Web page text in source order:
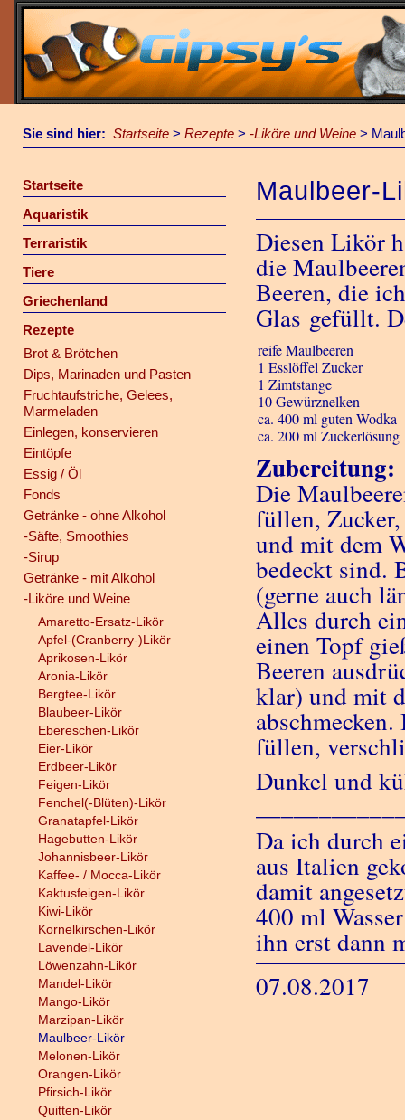
Sie sind hier: Startseite > Rezepte > -Liköre und Weine >
Startseite
Aquaristik
Terraristik
Tiere
Griechenland
Rezepte
Brot & Brötchen
Dips, Marinaden und Pasten
Fruchtaufstriche, Gelees,
Marmeladen
Einlegen, konservieren
Eintöpfe
Essig / Öl
Fonds
Getränke - ohne Alkohol
-Säfte, Smoothies
-Sirup
Getränke - mit Alkohol
-Liköre und Weine
Amaretto-Ersatz-Likör
Apfel-(Cranberry-)Likör
Aprikosen-Likör
Aronia-Likör
Bergtee-Likör
Blaubeer-Likör
Ebereschen-Likör
Eier-Likör
Erdbeer-Likör
Feigen-Likör
Fenchel(-Blüten)-Likör
Granatapfel-Likör
Hagebutten-Likör
Johannisbeer-Likör
Kaffee- / Mocca-Likör
Kaktusfeigen-Likör
Kiwi-Likör
Kornelkirschen-Likör
Lavendel-Likör
Löwenzahn-Likör
Mandel-Likör
Mango-Likör
Marzipan-Likör
Maulbeer-Likör
Melonen-Likör
Orangen-Likör
Pfirsich-Likör
Quitten-Likör
Maulbeer-
Diesen Likör
die
Beeren, die
Glas gefüllt.
reife Maulbeeren
1 Esslöffel Zucker
1 Zimtstange
10 Gewürznelken
ca. 400 ml guten Wodka
ca. 200 ml Zuckerlösung
Zubereitung:
Die
füllen,
und mit dem
bedeckt sind.
(gerne auch
Alles durch
einen Topf
Beeren
klar) und mit
füllen,
Dunkel und
Da ich durch
aus Italien
damit
400 ml
ihn erst dann
07.08.2017